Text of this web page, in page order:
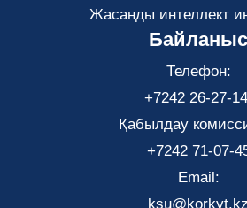
Жасанды интеллект
Байланыс
Телефон:
+7242 26-27-
Қабылдау
+7242 71-07-
Email:
ksu@korkyt.kz